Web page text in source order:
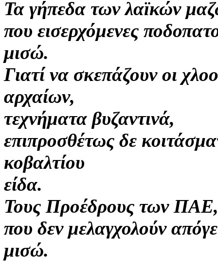
Τα γήπεδα των λαϊκών
που εισερχόμενες
μισώ.
Γιατί να σκεπάζουν οι
αρχαίων,
τεχνήματα βυζαντινά,
επιπροσθέτως δε
κοβαλτίου
είδα.
Τους Προέδρους των ΠΑΕ,
που δεν μελαγχολούν
μισώ.